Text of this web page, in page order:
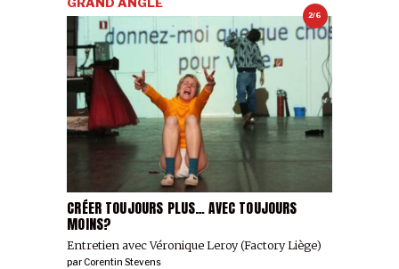
2/6
CRÉER TOUJOURS PLUS… AVEC TOUJOURS
MOINS?
Entretien avec Véronique Leroy (Factory Liège)
parCorentin Stevens